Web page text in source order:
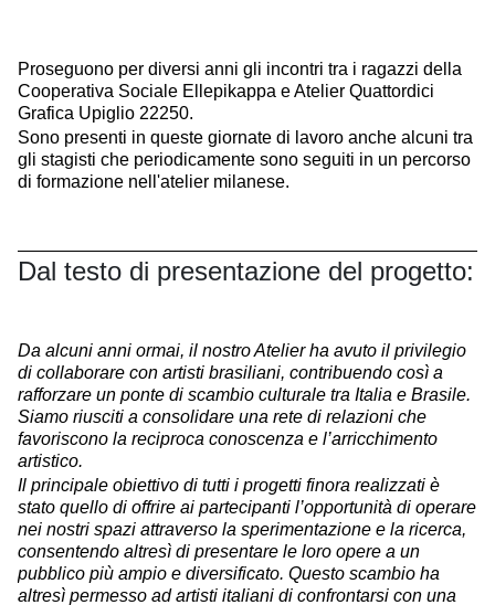
Proseguono per diversi anni gli incontri tra i ragazzi della
Cooperativa Sociale Ellepikappa eAtelier Quattordici
Grafica Upiglio 22250.
Sono presenti in queste giornate di lavoro anche alcuni tra
gli stagisti che periodicamente sono seguiti in un percorso
di formazione nell'atelier milanese.
Dal testo di presentazione del progetto:
Da alcuni anni ormai, il nostro Atelier ha avuto il privilegio
di collaborare con artisti brasiliani, contribuendo così a
rafforzare un ponte di scambio culturale tra Italia e Brasile.
Siamo riusciti a consolidare una rete di relazioni che
favoriscono la reciproca conoscenza e l’arricchimento
artistico.
Il principale obiettivo di tutti i progetti finora realizzati è
stato quello di offrire ai partecipanti l’opportunità di operare
nei nostri spazi attraverso la sperimentazione e la ricerca,
consentendo altresì di presentare le loro opere a un
pubblico più ampio e diversificato. Questo scambio ha
altresì permesso ad artisti italiani di confrontarsi con una